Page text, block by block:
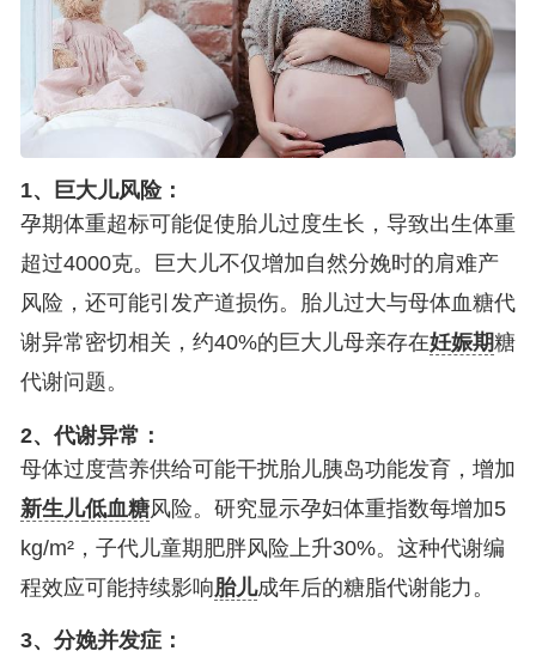
1、巨大儿风险：
孕期体重超标可能促使胎儿过度生长，导致出生体重
超过4000克。巨大儿不仅增加自然分娩时的肩难产
风险，还可能引发产道损伤。胎儿过大与母体血糖代
谢异常密切相关，约40%的巨大儿母亲存在妊娠期糖
代谢问题。
2、代谢异常：
母体过度营养供给可能干扰胎儿胰岛功能发育，增加
新生儿低血糖风险。研究显示孕妇体重指数每增加5
kg/m²，子代儿童期肥胖风险上升30%。这种代谢编
程效应可能持续影响胎儿成年后的糖脂代谢能力。
3、分娩并发症：